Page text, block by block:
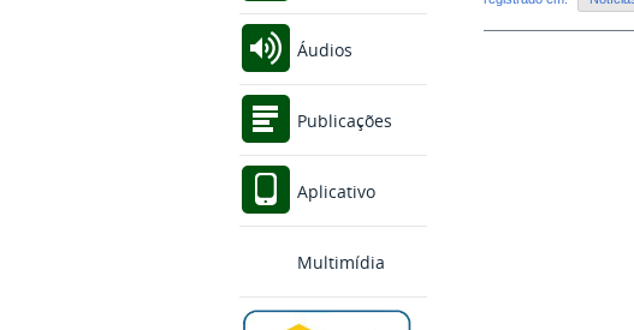
Áudios
Publicações
Aplicativo
Multimídia